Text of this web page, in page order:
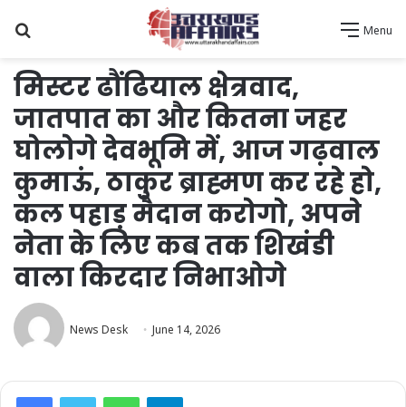
Menu
मिस्टर ढौंढियाल क्षेत्रवाद,
जातपात का और कितना जहर
घोलोगे देवभूमि में, आज गढ़वाल
कुमाऊं, ठाकुर ब्राह्मण कर रहे हो,
कल पहाड़ मैदान करोगो, अपने
नेता के लिए कब तक शिखंडी
वाला किरदार निभाओगे
News Desk June 14, 2026
WhatsAppTelegram